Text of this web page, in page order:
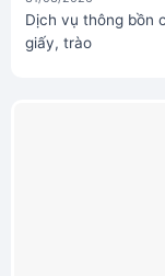
Dịch vụ thông bồn
giấy, trào